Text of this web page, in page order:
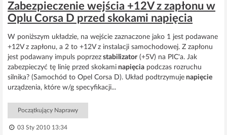
Zabezpieczenie wejścia +12V z zapłonu w
Oplu Corsa D przed skokami napięcia
W poniższym układzie, na wejście zaznaczone jako 1 jest podawane
+12V z zapłonu, a 2 to +12V z instalacji samochodowej. Z zapłonu
jest podawany impuls poprzez stabilizator(+5V) na PIC'a. Jak
zabezpieczyć tę linię przed skokami napięcia podczas rozruchu
silnika? (Samochód to Opel Corsa D). Układ podtrzymuje napięcie
urządzenia, które w/g specyfikacji...
Początkujący Naprawy
03 Sty 2010 13:34